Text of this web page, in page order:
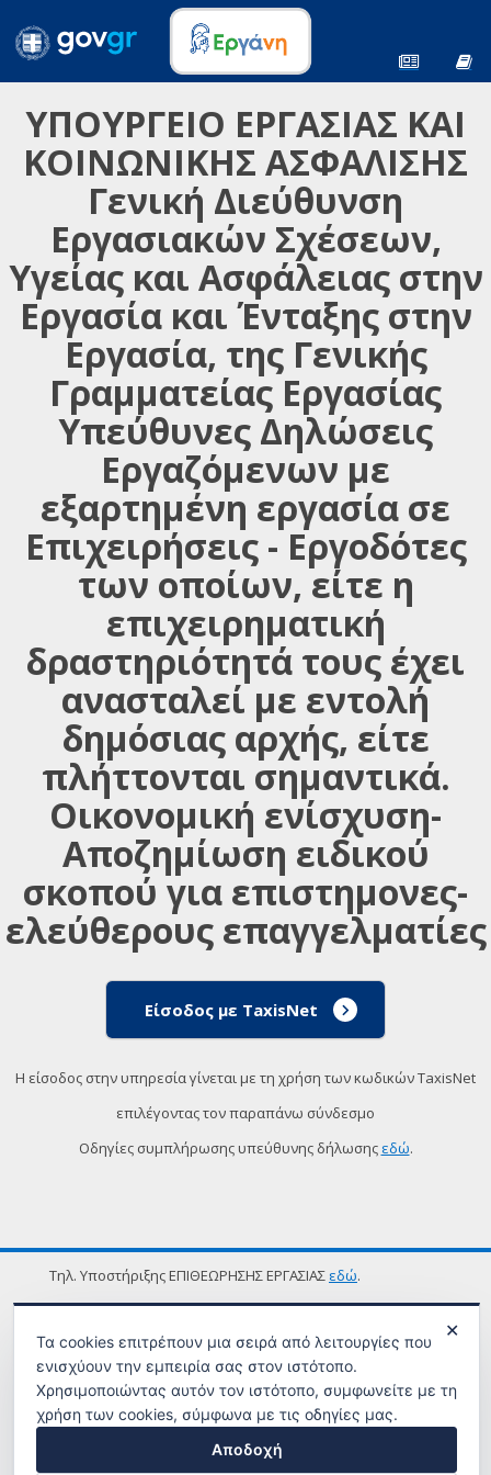
ΥΠΟΥΡΓΕΙΟ ΕΡΓΑΣΙΑΣ ΚΑΙ
ΚΟΙΝΩΝΙΚΗΣ ΑΣΦΑΛΙΣΗΣ
Γενική Διεύθυνση
Εργασιακών Σχέσεων,
Υγείας και Ασφάλειας στην
Εργασία και Ένταξης στην
Εργασία, της Γενικής
Γραμματείας Εργασίας
Υπεύθυνες Δηλώσεις
Εργαζόμενων με
εξαρτημένη εργασία σε
Επιχειρήσεις - Εργοδότες
των οποίων, είτε η
επιχειρηματική
δραστηριότητά τους έχει
ανασταλεί με εντολή
δημόσιας αρχής, είτε
πλήττονται σημαντικά.
Οικονομική ενίσχυση-
Αποζημίωση ειδικού
σκοπού για επιστημονες-
ελεύθερους επαγγελματίες
Είσοδος με TaxisNet
Η είσοδος στην υπηρεσία γίνεται με τη χρήση των κωδικών TaxisNet
επιλέγοντας τον παραπάνω σύνδεσμο
Οδηγίες συμπλήρωσης υπεύθυνης δήλωσης εδώ.
Τηλ. Υποστήριξης ΕΠΙΘΕΩΡΗΣΗΣ ΕΡΓΑΣΙΑΣ εδώ.
ΟΡΟΙ ΧΡΗΣΗΣ
✕
Τα cookies επιτρέπουν μια σειρά από λειτουργίες που
ενισχύουν την εμπειρία σας στον ιστότοπο.
Χρησιμοποιώντας αυτόν τον ιστότοπο, συμφωνείτε με τη
χρήση των cookies, σύμφωνα με τις οδηγίες μας.
Αποδοχή